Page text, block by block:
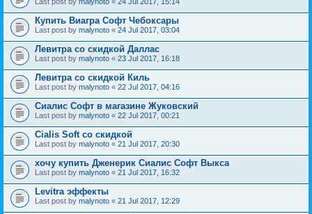
Купить Виагра Софт Чебоксары
Last post by malynoto « 24 Jul 2017, 03:04
Левитра со скидкой Даллас
Last post by malynoto « 23 Jul 2017, 16:18
Левитра со скидкой Киль
Last post by malynoto « 22 Jul 2017, 04:16
Сиалис Софт в магазине Жуковский
Last post by malynoto « 22 Jul 2017, 00:21
Cialis Soft со скидкой
Last post by malynoto « 21 Jul 2017, 20:30
хочу купить Дженерик Сиалис Софт Выкса
Last post by malynoto « 21 Jul 2017, 16:32
Levitra эффекты
Last post by malynoto « 21 Jul 2017, 12:29